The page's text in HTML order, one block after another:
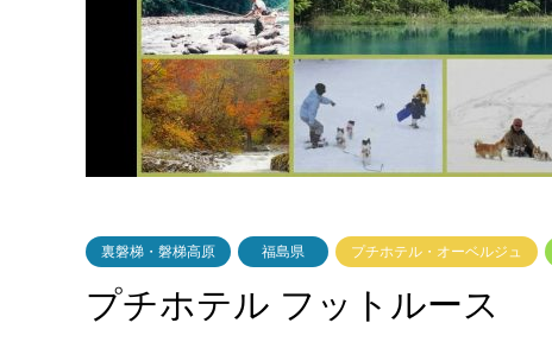
裏磐梯・磐梯高原 福島県 プチホテル・オーベルジュ
プチホテル フットルース